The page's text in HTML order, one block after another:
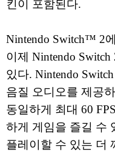
킨이 포함된다.
Nintendo Switch™ 2
이제 Nintendo
있다. Nintendo
음질 오디오를 제공
동일하게 최대 60
하게 게임을 즐길 수
플레이할 수 있는 더